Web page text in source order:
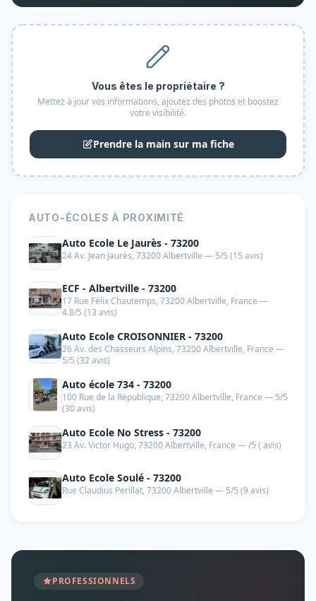
Vous êtes le propriétaire ?
Mettez à jour vos informations, ajoutez des photos et boostez
votre visibilité.
Prendre la main sur ma fiche
AUTO-ÉCOLES À PROXIMITÉ
Auto Ecole Le Jaurès - 73200
24 Av. Jean Jaurès, 73200 Albertville — 5/5 (15 avis)
ECF - Albertville - 73200
17 Rue Félix Chautemps, 73200 Albertville, France —
4.8/5 (13 avis)
Auto Ecole CROISONNIER - 73200
26 Av. des Chasseurs Alpins, 73200 Albertville, France —
5/5 (32 avis)
Auto école 734 - 73200
100 Rue de la République, 73200 Albertville, France — 5/5
(30 avis)
Auto Ecole No Stress - 73200
23 Av. Victor Hugo, 73200 Albertville, France — /5 ( avis)
Auto Ecole Soulé - 73200
Rue Claudius Perillat, 73200 Albertville — 5/5 (9 avis)
PROFESSIONNELS